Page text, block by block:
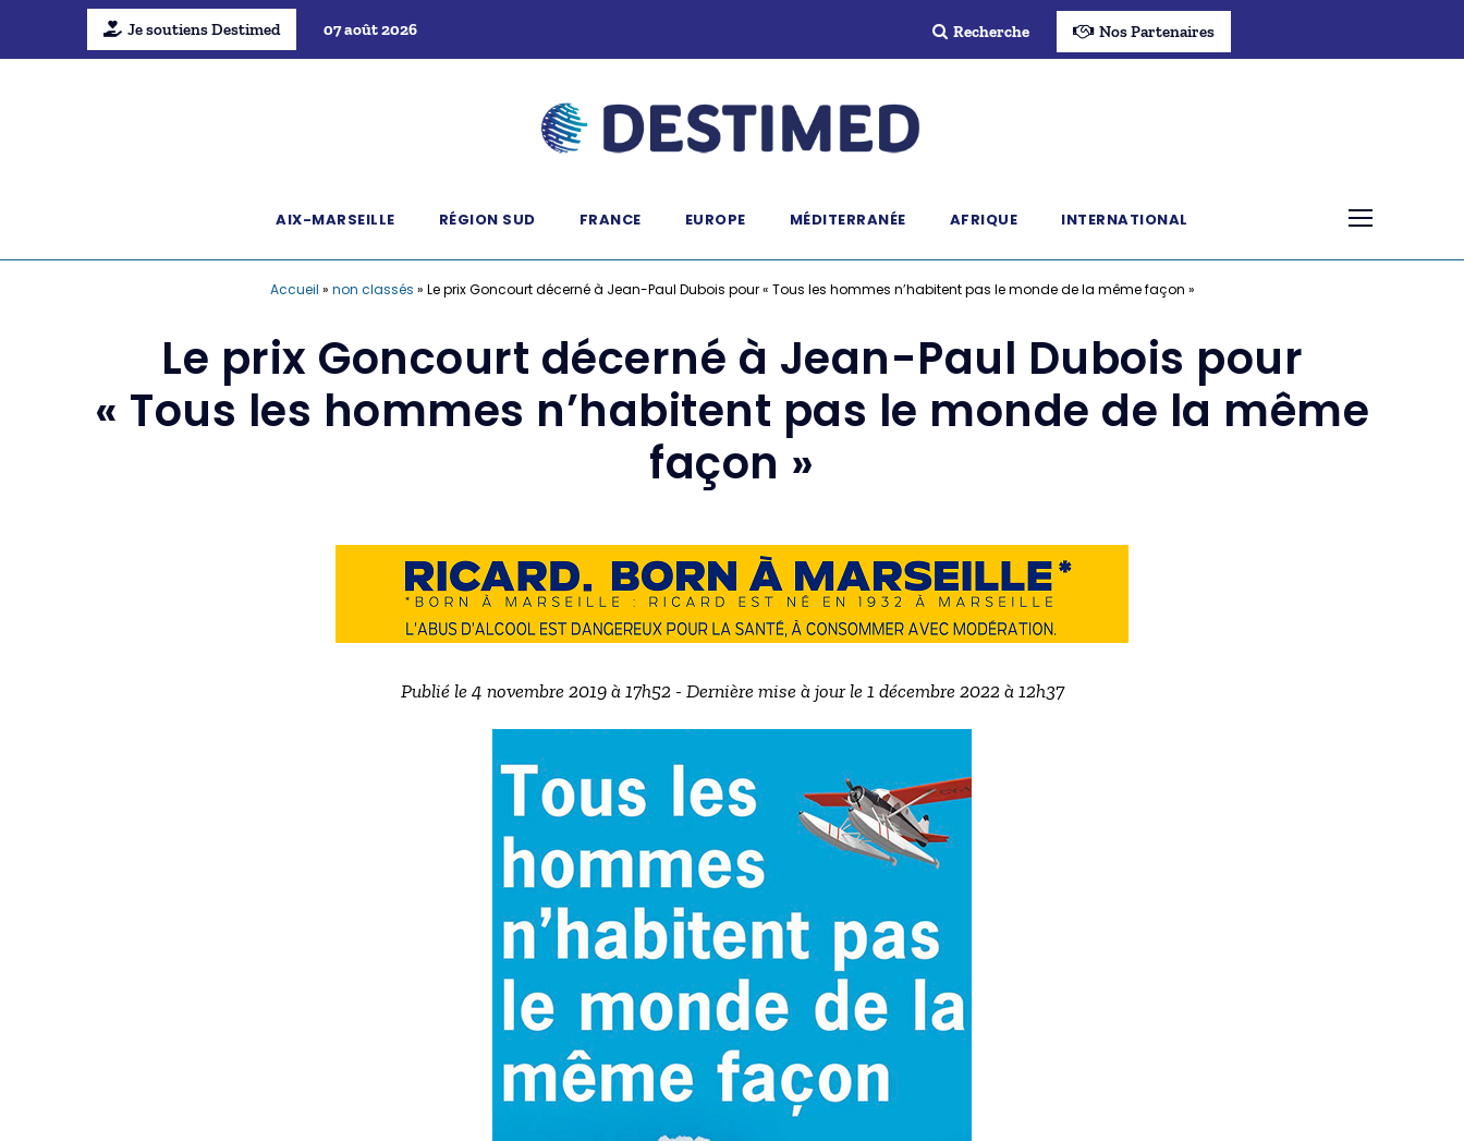
Je soutiens Destimed 07 août 2026 Recherche Nos Partenaires
AIX-MARSEILLE RÉGION SUD FRANCE EUROPE MÉDITERRANÉE AFRIQUE INTERNATIONAL
Accueil » non classés » Le prix Goncourt décerné à Jean-Paul Dubois pour « Tous les hommes n’habitent pas le monde de la même façon »
Le prix Goncourt décerné à Jean-Paul Dubois pour
« Tous les hommes n’habitent pas le monde de la même
façon »
Publié le 4 novembre 2019 à 17h52 - Dernière mise à jour le 1 décembre 2022 à 12h37